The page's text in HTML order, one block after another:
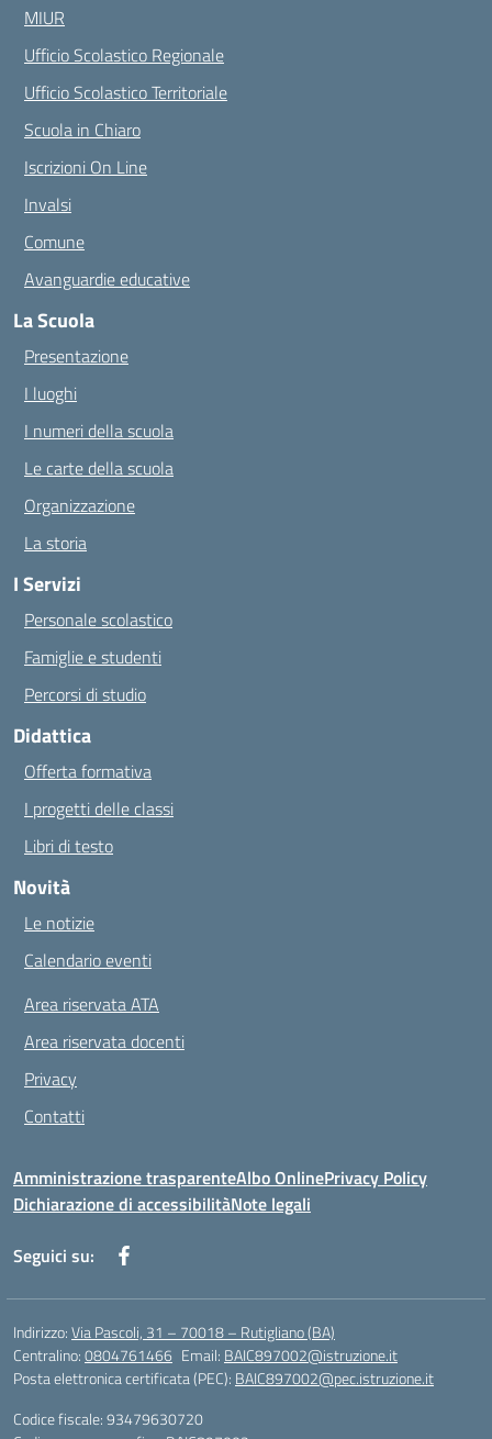
MIUR
Ufficio Scolastico Regionale
Ufficio Scolastico Territoriale
Scuola in Chiaro
Iscrizioni On Line
Invalsi
Comune
Avanguardie educative
La Scuola
Presentazione
I luoghi
I numeri della scuola
Le carte della scuola
Organizzazione
La storia
I Servizi
Personale scolastico
Famiglie e studenti
Percorsi di studio
Didattica
Offerta formativa
I progetti delle classi
Libri di testo
Novità
Le notizie
Calendario eventi
Area riservata ATA
Area riservata docenti
Privacy
Contatti
Amministrazione trasparenteAlbo OnlinePrivacy Policy
Dichiarazione di accessibilitàNote legali
Seguici su:
Indirizzo:Via Pascoli, 31 – 70018 – Rutigliano (BA)
Centralino:0804761466 Email: BAIC897002@istruzione.it
Posta elettronica certificata (PEC): BAIC897002@pec.istruzione.it
Codice fiscale: 93479630720